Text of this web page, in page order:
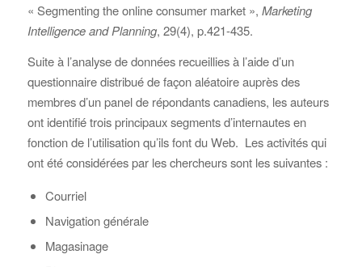
« Segmenting the online consumer market », Marketing
Intelligence and Planning, 29(4), p.421-435.
Suite à l’analyse de données recueillies à l’aide d’un
questionnaire distribué de façon aléatoire auprès des
membres d’un panel de répondants canadiens, les auteurs
ont identifié trois principaux segments d’internautes en
fonction de l’utilisation qu’ils font du Web. Les activités qui
ont été considérées par les chercheurs sont les suivantes :
Courriel
Navigation générale
Magasinage